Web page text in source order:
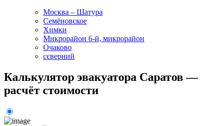
Москва – Шатура
Семёновское
Химки
Микрорайон 6-й, микрорайон
Очаково
сєверний
Калькулятор эвакуатора Саратов —
расчёт стоимости